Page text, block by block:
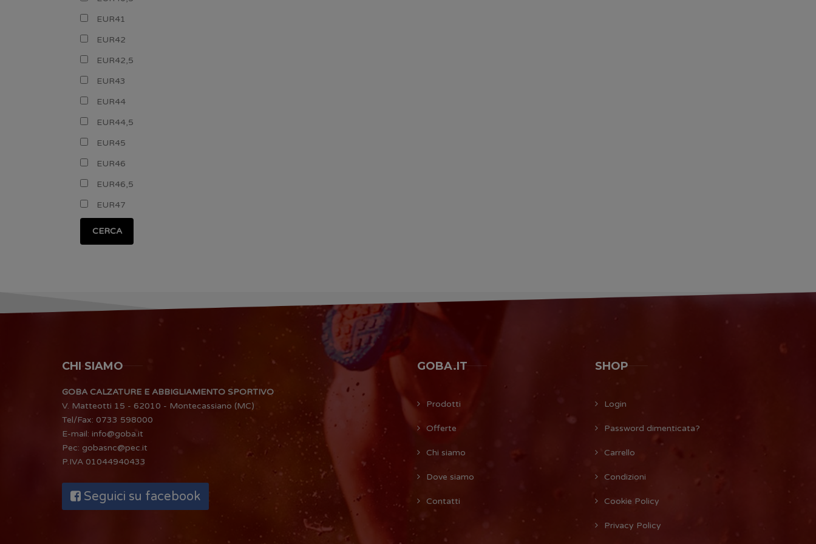
EUR41
EUR42
EUR42,5
EUR43
EUR44
EUR44,5
EUR45
EUR46
EUR46,5
EUR47
CERCA
CHI SIAMO
GOBA CALZATURE E ABBIGLIAMENTO SPORTIVO
V. Matteotti 15 - 62010 - Montecassiano (MC)
Tel/Fax: 0733 598000
E-mail: info@goba.it
Pec: gobasnc@pec.it
P.IVA 01044940433
Seguici su facebook
GOBA.IT
Prodotti
Offerte
Chi siamo
Dove siamo
Contatti
SHOP
Login
Password dimenticata?
Carrello
Condizioni
Cookie Policy
Privacy Policy